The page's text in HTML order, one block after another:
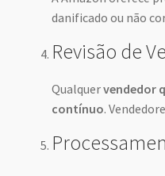
danificado ou não
Revisão de
Qualquervendedor
contínuo.